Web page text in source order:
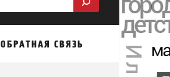
ОБРАТНАЯ СВЯЗЬ